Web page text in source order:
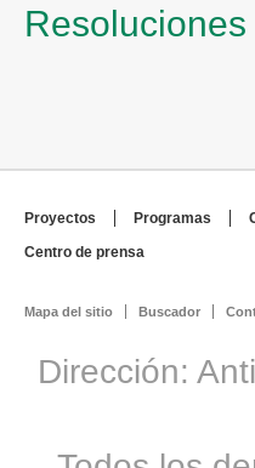
Resoluciones
Proyectos Programas
Centro de prensa
Mapa del sitio Buscador
Dirección: